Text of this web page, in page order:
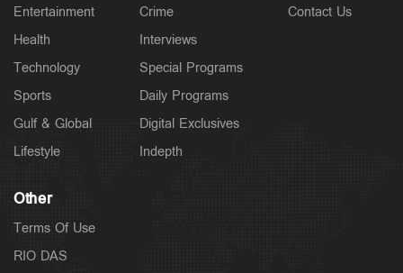
Entertainment
Health
Technology
Sports
Gulf & Global
Lifestyle
Crime
Interviews
Special Programs
Daily Programs
Digital Exclusives
Indepth
Contact Us
Other
Terms Of Use
RIO DAS